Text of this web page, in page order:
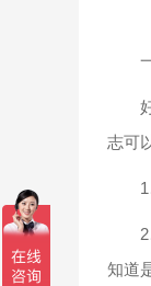
一
好
志可
1、
2、
知道